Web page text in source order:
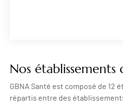
Nos établissements
GBNA Santé est composé de 12
répartis entre des